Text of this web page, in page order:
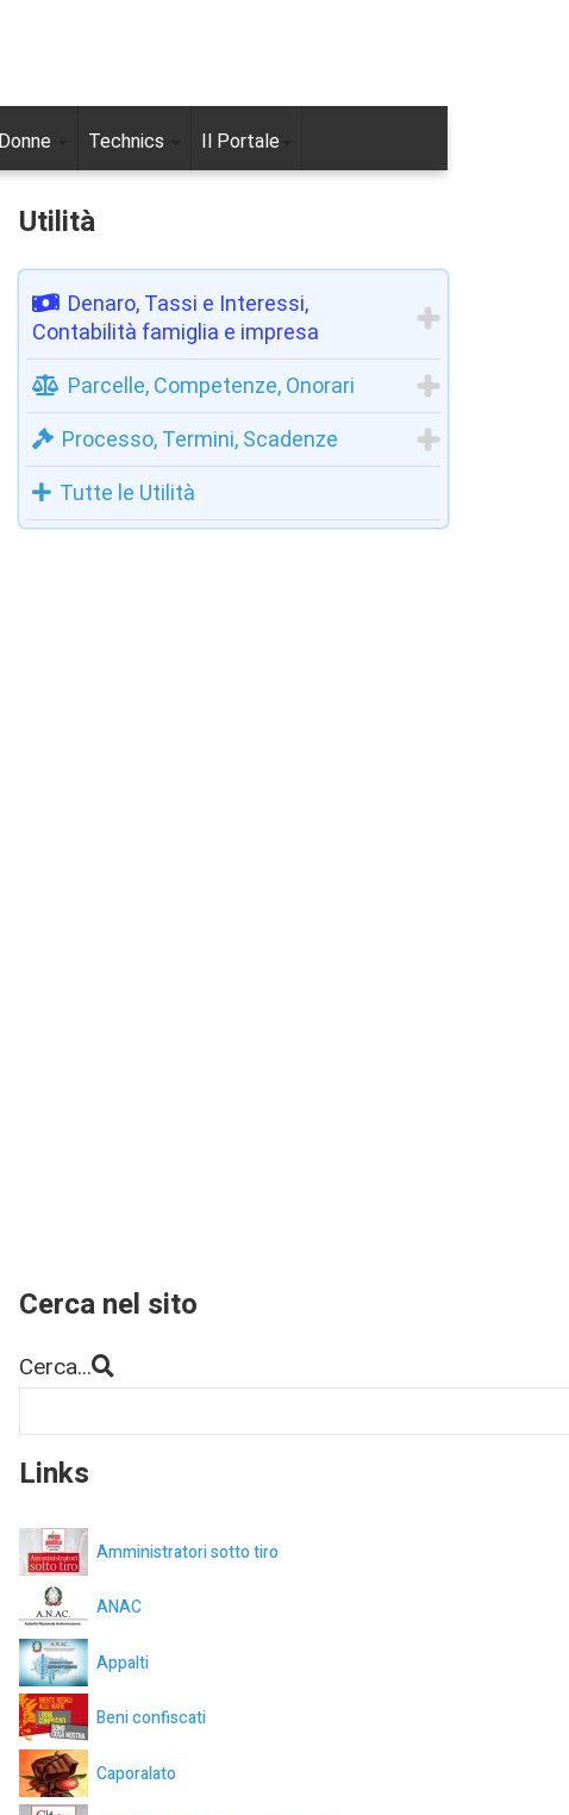
Donne Technics Il Portale
Utilità
Denaro, Tassi e Interessi,
Contabilità famiglia e impresa
Parcelle, Competenze, Onorari
Processo, Termini, Scadenze
Tutte le Utilità
Cerca nel sito
Cerca...
Links
Amministratori sotto tiro
ANAC
Appalti
Beni confiscati
Caporalato